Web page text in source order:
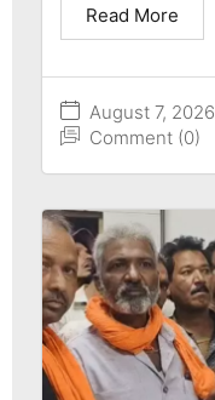
August 7, 2026
Comment (0)
Read More